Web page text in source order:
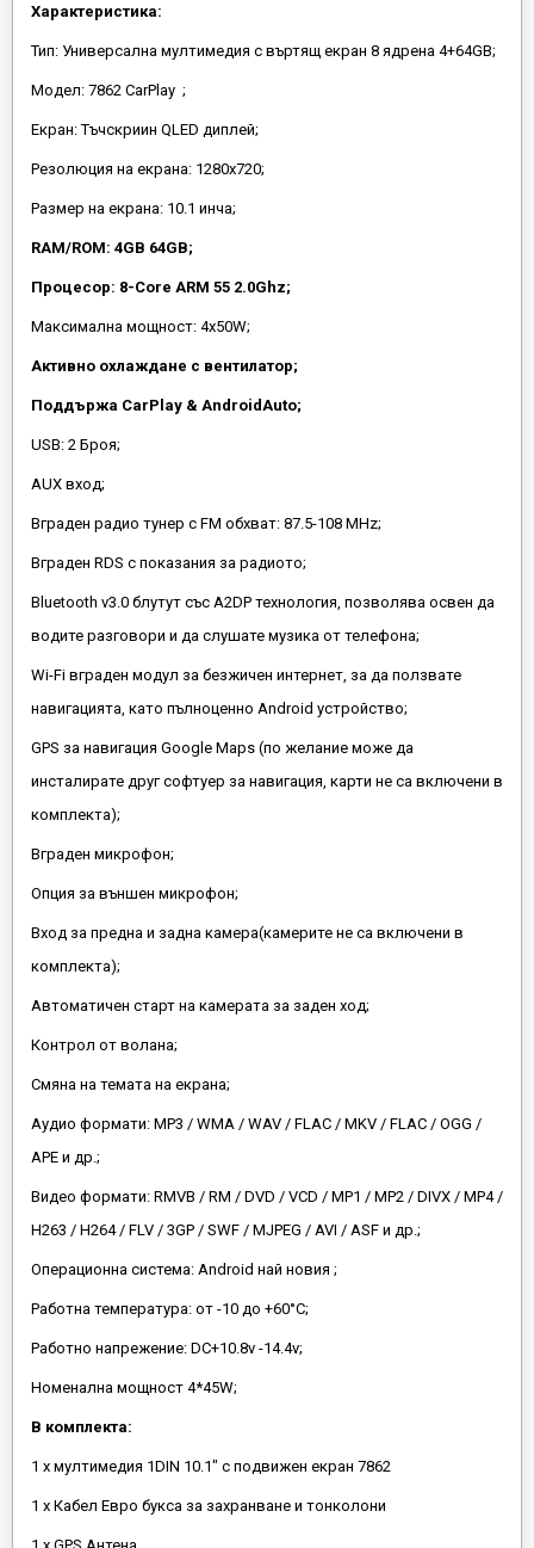
Характеристика:
Тип: Универсална мултимедия с въртящ екран 8 ядрена 4+64GB;
Модел: 7862 CarPlay ;
Екран: Тъчскриин QLED диплей;
Резолюция на екрана: 1280х720;
Размер на екрана: 10.1 инча;
RAM/ROM: 4GB 64GB;
Процесор: 8-Core ARM 55 2.0Ghz;
Максимална мощност: 4х50W;
Активно охлаждане с вентилатор;
Поддържа CarPlay & AndroidAuto;
USB: 2 Броя;
AUX вход;
Вграден радио тунер с FM обхват: 87.5-108 MHz;
Вграден RDS с показания за радиото;
Bluetooth v3.0 блутут със A2DP технология, позволява освен да
водите разговори и да слушате музика от телефона;
Wi-Fi вграден модул за безжичен интернет, за да ползвате
навигацията, като пълноценно Android устройство;
GPS за навигация Google Maps (по желание може да
инсталирате друг софтуер за навигация, карти не са включени в
комплекта);
Вграден микрофон;
Опция за външен микрофон;
Вход за предна и задна камера(камерите не са включени в
комплекта);
Автоматичен старт на камерата за заден ход;
Контрол от волана;
Смяна на темата на екрана;
Аудио формати: MP3 / WMA / WAV / FLAC / MKV / FLAC / OGG /
APE и др.;
Видео формати: RMVB / RM / DVD / VCD / MP1 / MP2 / DIVX / MP4 /
H263 / H264 / FLV / 3GP / SWF / MJPEG / AVI / ASF и др.;
Операционна система: Android най новия ;
Работна температура: от -10 до +60°C;
Работно напрежение: DC+10.8v -14.4v;
Номенална мощност 4*45W;
В комплекта:
1 x мултимедия 1DIN 10.1" с подвижен екран 7862
1 x Кабел Евро букса за захранване и тонколони